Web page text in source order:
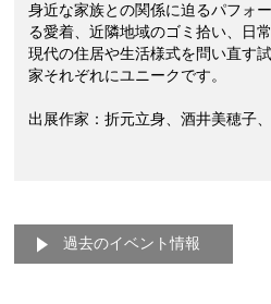
身近な家族との関係に迫るパフォ
る愛着、近隣地域のゴミ拾い、日
現代の住居や生活様式を問い直す
家それぞれにユニークです。
出展作家：折元立身、酒井美穂子
過去のイベント情報